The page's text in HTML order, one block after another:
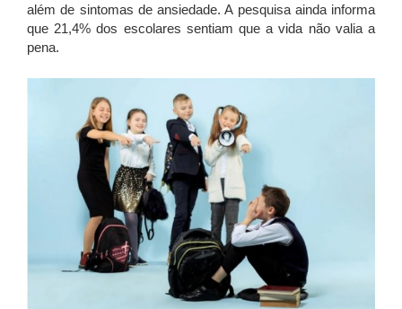
além de sintomas de ansiedade. A pesquisa ainda informa
que 21,4% dos escolares sentiam que a vida não valia a
pena.